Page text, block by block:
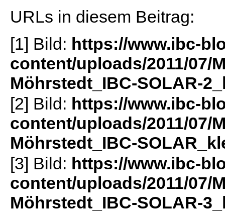
URLs in diesem Beitrag:
[1] Bild: https://www.ibc-
content/uploads/2011/07/
Möhrstedt_IBC-SOLAR-
[2] Bild: https://www.ibc-
content/uploads/2011/07/
Möhrstedt_IBC-
[3] Bild: https://www.ibc-
content/uploads/2011/07/
Möhrstedt_IBC-SOLAR-